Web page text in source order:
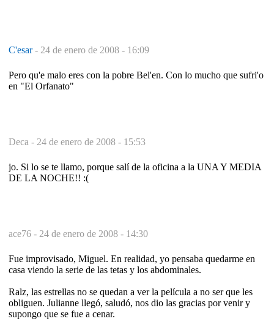
C'esar- 24 de enero de 2008 - 16:09
Pero qu'e malo eres con la pobre Bel'en. Con lo mucho que sufri'o
en "El Orfanato"
Deca - 24 de enero de 2008 - 15:53
jo. Si lo se te llamo, porque salí de la oficina a la UNA Y MEDIA
DE LA NOCHE!! :(
ace76 - 24 de enero de 2008 - 14:30
Fue improvisado, Miguel. En realidad, yo pensaba quedarme en
casa viendo la serie de las tetas y los abdominales.
Ralz, las estrellas no se quedan a ver la película a no ser que les
obliguen. Julianne llegó, saludó, nos dio las gracias por venir y
supongo que se fue a cenar.